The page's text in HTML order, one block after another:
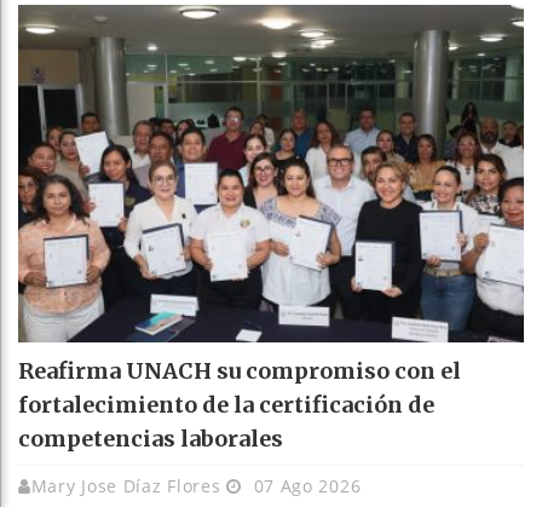
Reafirma UNACH su compromiso con el
fortalecimiento de la certificación de
competencias laborales
Mary Jose Díaz Flores 07 Ago 2026